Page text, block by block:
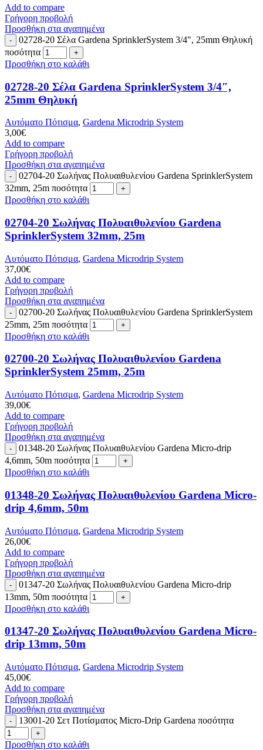
Add to compare
Γρήγορη προβολή
Προσθήκη στα αγαπημένα
02728-20 Σέλα Gardena SprinklerSystem 3/4", 25mm Θηλυκή
ποσότητα
Προσθήκη στο καλάθι
02728-20 Σέλα Gardena SprinklerSystem 3/4″,
25mm Θηλυκή
Αυτόματο Πότισμα, Gardena Microdrip System
3,00€
Add to compare
Γρήγορη προβολή
Προσθήκη στα αγαπημένα
02704-20 Σωλήνας Πολυαιθυλενίου Gardena SprinklerSystem
32mm, 25m ποσότητα
Προσθήκη στο καλάθι
02704-20 Σωλήνας Πολυαιθυλενίου Gardena
SprinklerSystem 32mm, 25m
Αυτόματο Πότισμα, Gardena Microdrip System
37,00€
Add to compare
Γρήγορη προβολή
Προσθήκη στα αγαπημένα
02700-20 Σωλήνας Πολυαιθυλενίου Gardena SprinklerSystem
25mm, 25m ποσότητα
Προσθήκη στο καλάθι
02700-20 Σωλήνας Πολυαιθυλενίου Gardena
SprinklerSystem 25mm, 25m
Αυτόματο Πότισμα, Gardena Microdrip System
39,00€
Add to compare
Γρήγορη προβολή
Προσθήκη στα αγαπημένα
01348-20 Σωλήνας Πολυαιθυλενίου Gardena Micro-drip
4,6mm, 50m ποσότητα
Προσθήκη στο καλάθι
01348-20 Σωλήνας Πολυαιθυλενίου Gardena Micro-
drip 4,6mm, 50m
Αυτόματο Πότισμα, Gardena Microdrip System
26,00€
Add to compare
Γρήγορη προβολή
Προσθήκη στα αγαπημένα
01347-20 Σωλήνας Πολυαιθυλενίου Gardena Micro-drip
13mm, 50m ποσότητα
Προσθήκη στο καλάθι
01347-20 Σωλήνας Πολυαιθυλενίου Gardena Micro-
drip 13mm, 50m
Αυτόματο Πότισμα, Gardena Microdrip System
45,00€
Add to compare
Γρήγορη προβολή
Προσθήκη στα αγαπημένα
13001-20 Σετ Ποτίσματος Micro-Drip Gardena ποσότητα
Προσθήκη στο καλάθι